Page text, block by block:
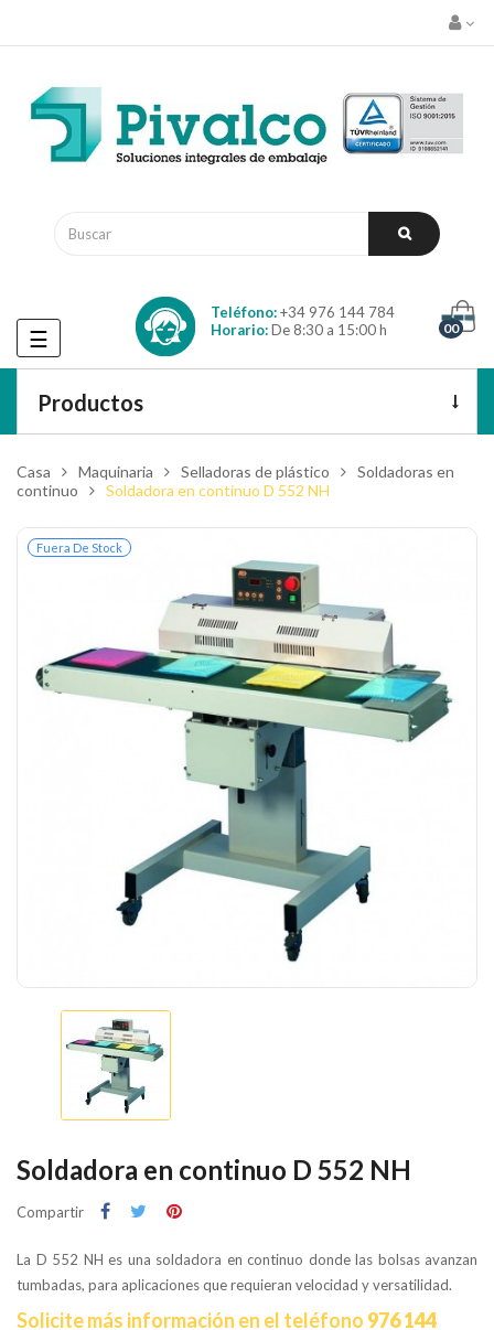
Teléfono:+34 976 144 784
Horario:De 8:30 a 15:00 h 00
Productos
Navegación
de
☰
Casa Maquinaria Selladoras de plástico
Soldadoras en
continuo
Soldadora en continuo D 552 NH
Fuera De Stock
Soldadora en continuo D 552 NH
Compartir
La D 552 NH es una soldadora en continuo donde las bolsas avanzan
tumbadas, para aplicaciones que requieran velocidad y versatilidad.
Solicite más información en el teléfono 976 144